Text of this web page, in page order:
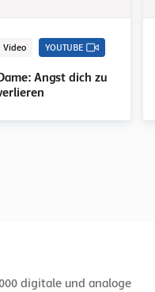
Video YOUTUBE
Angst dich zu
digitale und analoge